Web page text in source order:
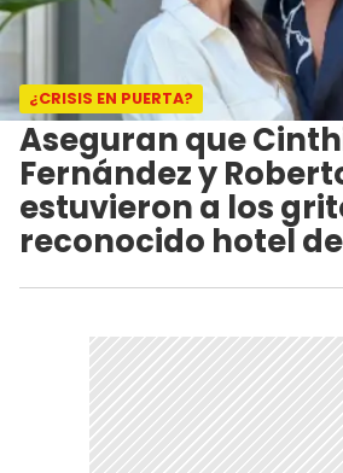
¿CRISIS EN PUERTA?
Aseguran que
Fernández y
estuvieron a los
reconocido hotel de